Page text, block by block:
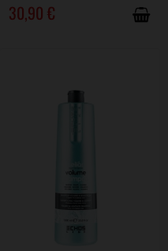
30,90 €